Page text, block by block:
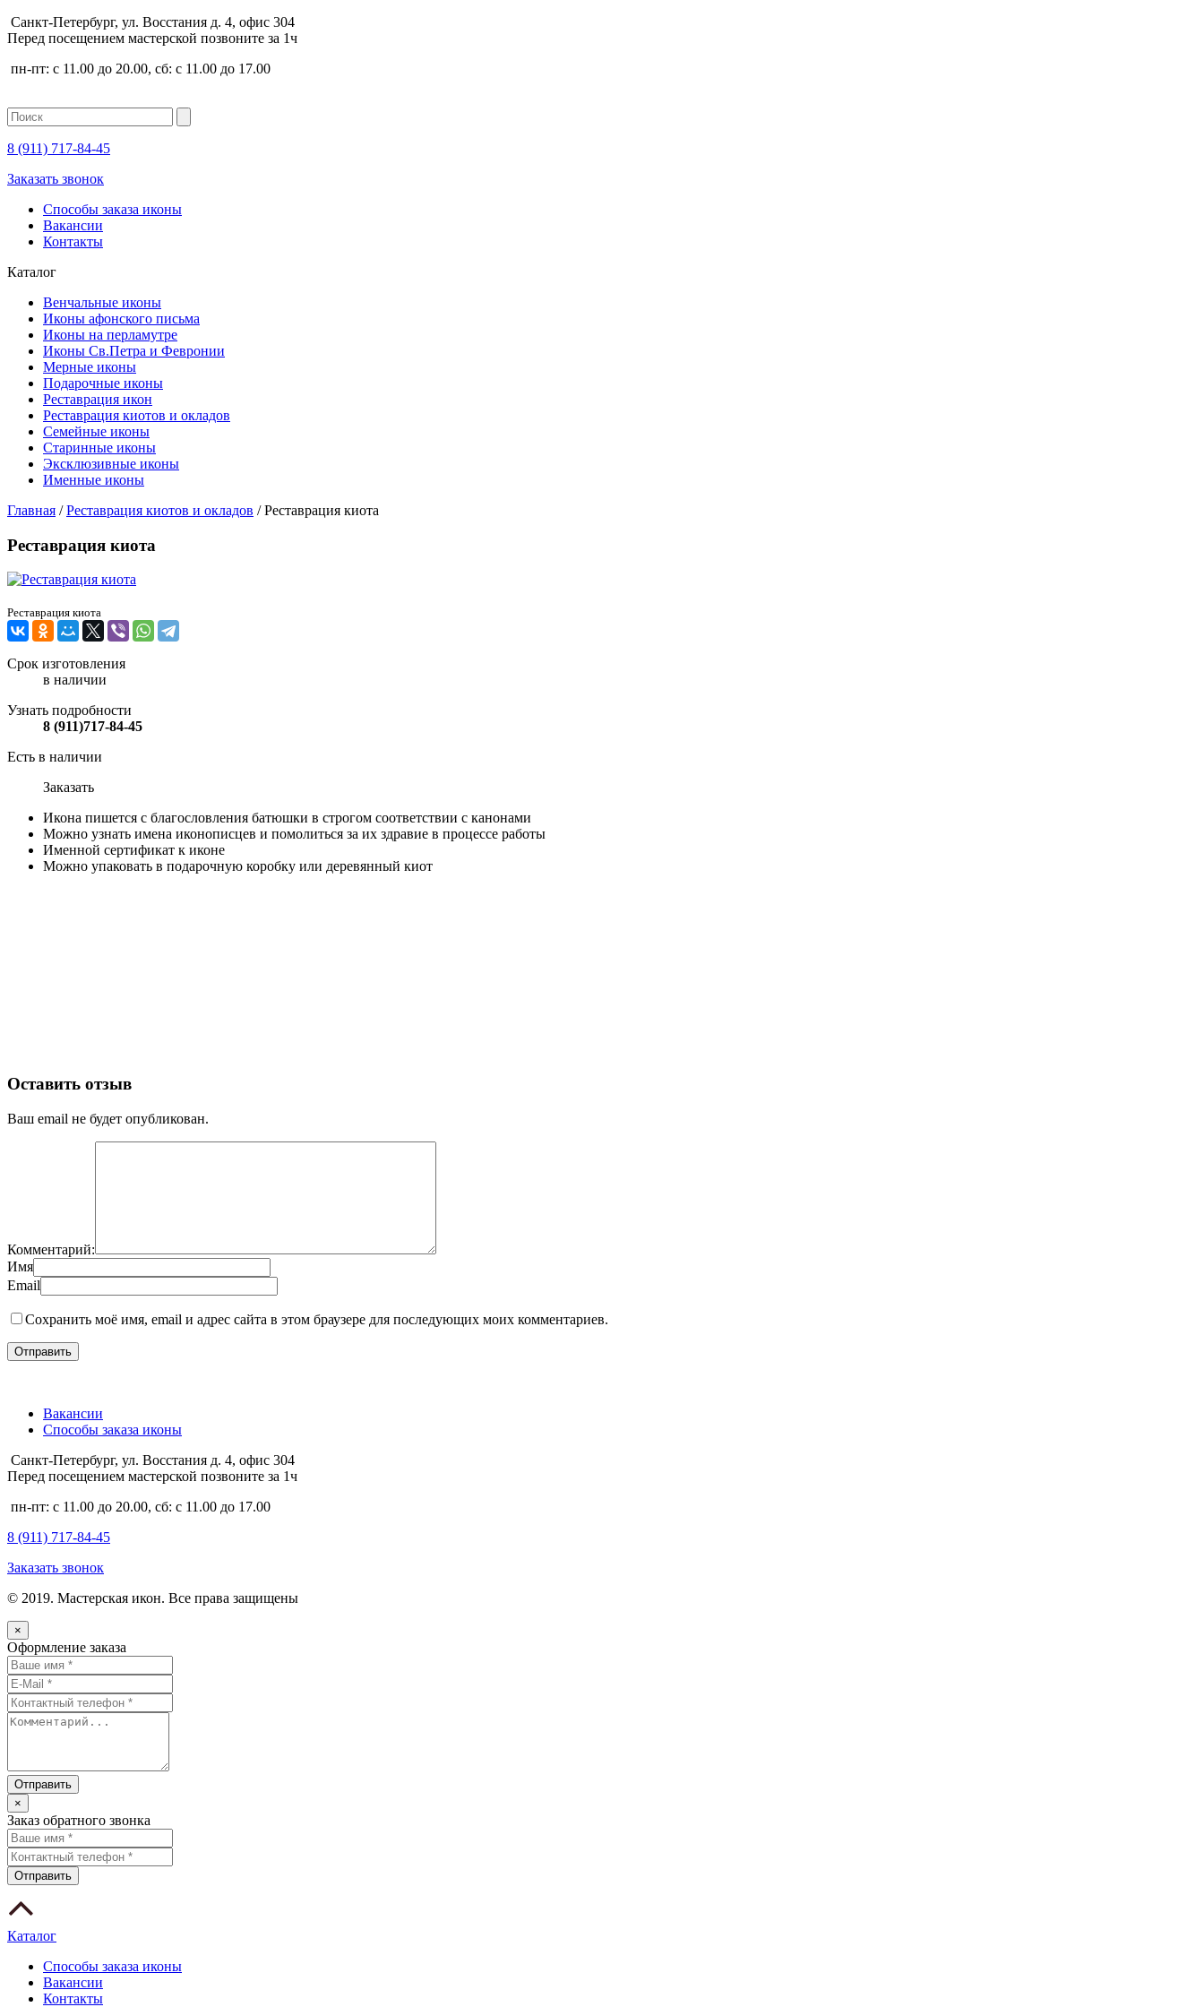
Санкт-Петербург, ул. Восстания д. 4, офис 304
Перед посещением мастерской позвоните за 1ч
пн-пт: с 11.00 до 20.00, сб: с 11.00 до 17.00
8 (911) 717-84-45
Заказать звонок
Способы заказа иконы
Вакансии
Контакты
Каталог
Венчальные иконы
Иконы афонского письма
Иконы на перламутре
Иконы Св.Петра и Февронии
Мерные иконы
Подарочные иконы
Реставрация икон
Реставрация киотов и окладов
Семейные иконы
Старинные иконы
Эксклюзивные иконы
Именные иконы
Главная /Реставрация киотов и окладов /Реставрация киота
Реставрация киота
Реставрация киота
Срок изготовления
в наличии
Узнать подробности
8 (911)717-84-45
Есть в наличии
Заказать
Икона пишется с благословления батюшки в строгом соответствии с канонами
Можно узнать имена иконописцев и помолиться за их здравие в процессе работы
Именной сертификат к иконе
Можно упаковать в подарочную коробку или деревянный киот
Оставить отзыв
Ваш email не будет опубликован.
Комментарий:
Имя
Email
Сохранить моё имя, email и адрес сайта в этом браузере для последующих моих комментариев.
Вакансии
Способы заказа иконы
Санкт-Петербург, ул. Восстания д. 4, офис 304
Перед посещением мастерской позвоните за 1ч
пн-пт: с 11.00 до 20.00, сб: с 11.00 до 17.00
8 (911) 717-84-45
Заказать звонок
© 2019. Мастерская икон. Все права защищены
×
Оформление заказа
×
Заказ обратного звонка
Каталог
Способы заказа иконы
Вакансии
Контакты